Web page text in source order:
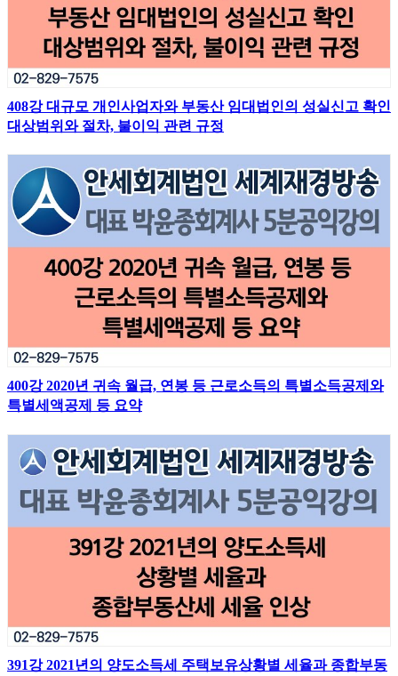
408강 대규모 개인사업자와 부동산 임대법인의 성실신고 확인
대상범위와 절차, 불이익 관련 규정
400강 2020년 귀속 월급, 연봉 등 근로소득의 특별소득공제와
특별세액공제 등 요약
391강 2021년의 양도소득세 주택보유상황별 세율과 종합부동